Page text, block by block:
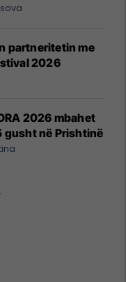
partneritetin me
2026
2026 mbahet
gusht në Prishtinë